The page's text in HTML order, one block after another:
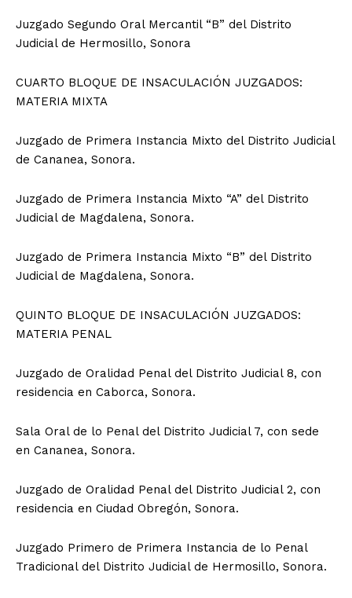
Juzgado Segundo Oral Mercantil “B” del Distrito
Judicial de Hermosillo, Sonora
CUARTO BLOQUE DE INSACULACIÓN JUZGADOS:
MATERIA MIXTA
Juzgado de Primera Instancia Mixto del Distrito Judicial
de Cananea, Sonora.
Juzgado de Primera Instancia Mixto “A” del Distrito
Judicial de Magdalena, Sonora.
Juzgado de Primera Instancia Mixto “B” del Distrito
Judicial de Magdalena, Sonora.
QUINTO BLOQUE DE INSACULACIÓN JUZGADOS:
MATERIA PENAL
Juzgado de Oralidad Penal del Distrito Judicial 8, con
residencia en Caborca, Sonora.
Sala Oral de lo Penal del Distrito Judicial 7, con sede
en Cananea, Sonora.
Juzgado de Oralidad Penal del Distrito Judicial 2, con
residencia en Ciudad Obregón, Sonora.
Juzgado Primero de Primera Instancia de lo Penal
Tradicional del Distrito Judicial de Hermosillo, Sonora.